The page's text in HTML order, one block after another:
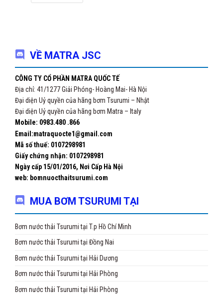
VỀ MATRA JSC
CÔNG TY CỔ PHẦN MATRA QUỐC TẾ
Địa chỉ: 41/1277 Giải Phóng- Hoàng Mai- Hà Nội
Đại diện Uỷ quyền của hãng bơm Tsurumi – Nhật
Đại diện Uỷ quyền của hãng bơm Matra – Italy
Mobile: 0983.480 .866
Email:matraquocte1@gmail.com
Mã số thuế: 0107298981
Giấy chứng nhận: 0107298981
Ngày cấp 15/01/2016, Nơi Cấp Hà Nội
web: bomnuocthaitsurumi.com
MUA BƠM TSURUMI TẠI
Bơm nước thải Tsurumi tại T.p Hồ Chí Minh
Bơm nước thải Tsurumi tại Đồng Nai
Bơm nước thải Tsurumi tại Hải Dương
Bơm nước thải Tsurumi tại Hải Phòng
Bơm nước thải Tsurumi tại Hải Phòng